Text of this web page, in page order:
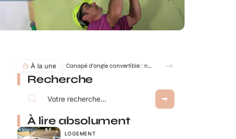
À la une Canapé d’angle convertible : nos conseils pour bien choisir selon la taille de votre salon et vos usages
Recherche
À lire absolument
LOGEMENT